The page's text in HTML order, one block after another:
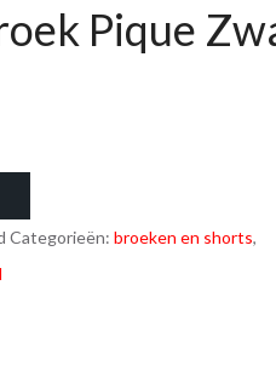
Pique
Categorieën: broeken en shorts,